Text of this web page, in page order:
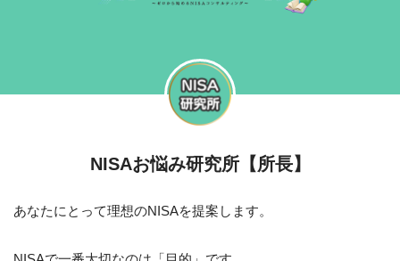
NISAお悩み研究所【所長】
あなたにとって理想のNISAを提案します。